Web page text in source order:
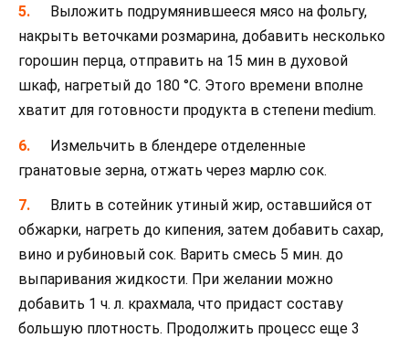
Выложить подрумянившееся мясо на фольгу,
накрыть веточками розмарина, добавить несколько
горошин перца, отправить на 15 мин в духовой
шкаф, нагретый до 180 °C. Этого времени вполне
хватит для готовности продукта в степени medium.
Измельчить в блендере отделенные
гранатовые зерна, отжать через марлю сок.
Влить в сотейник утиный жир, оставшийся от
обжарки, нагреть до кипения, затем добавить сахар,
вино и рубиновый сок. Варить смесь 5 мин. до
выпаривания жидкости. При желании можно
добавить 1 ч. л. крахмала, что придаст составу
большую плотность. Продолжить процесс еще 3